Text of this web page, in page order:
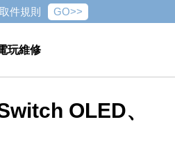
件規則 GO>>
玩維修
OLED、